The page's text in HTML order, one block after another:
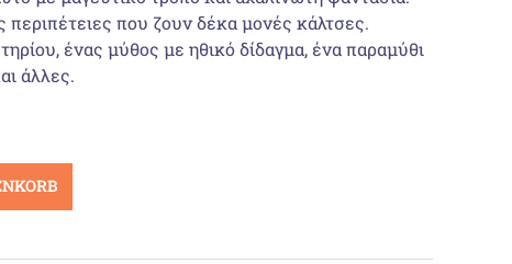
περιπέτειες που ζουν δέκα μονές κάλτσες.
ένας μύθος με ηθικό δίδαγμα, ένα παραμύθι
άλλες.